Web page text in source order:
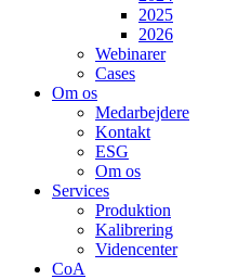
2025
2026
Webinarer
Cases
Om os
Medarbejdere
Kontakt
ESG
Om os
Services
Produktion
Kalibrering
Videncenter
CoA